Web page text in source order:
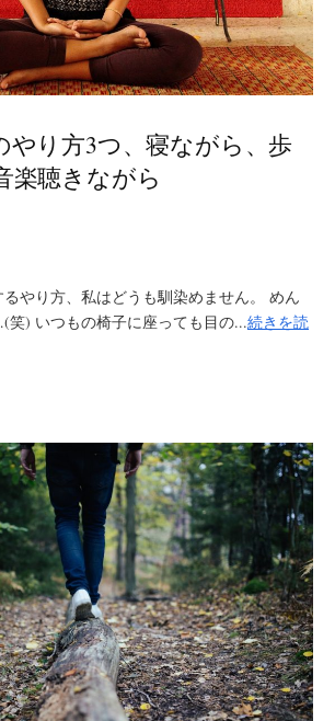
やり方3つ、寝ながら、歩
楽聴きながら
やり方、私はどうも馴染めません。 めん
笑) いつもの椅子に座っても目の...続きを読